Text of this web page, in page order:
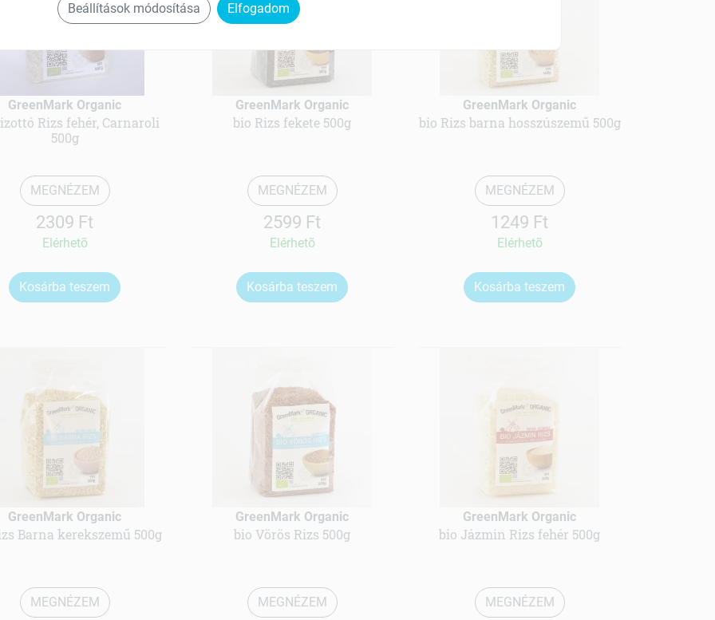
GreenMark Organic
Rizs fehér, Carnaroli
500g
MEGNÉZEM
2309 Ft
Elérhetõ
Kosárba teszem
GreenMark Organic
bio Rizs fekete 500g
MEGNÉZEM
2599 Ft
Elérhetõ
Kosárba teszem
GreenMark Organic
bio Rizs barna hosszúszemű 500g
MEGNÉZEM
1249 Ft
Elérhetõ
Kosárba teszem
GreenMark Organic
Barna kerekszemű 500g
MEGNÉZEM
GreenMark Organic
bio Vörös Rizs 500g
MEGNÉZEM
GreenMark Organic
bio Jázmin Rizs fehér 500g
MEGNÉZEM
Beállítások módosítása Elfogadom